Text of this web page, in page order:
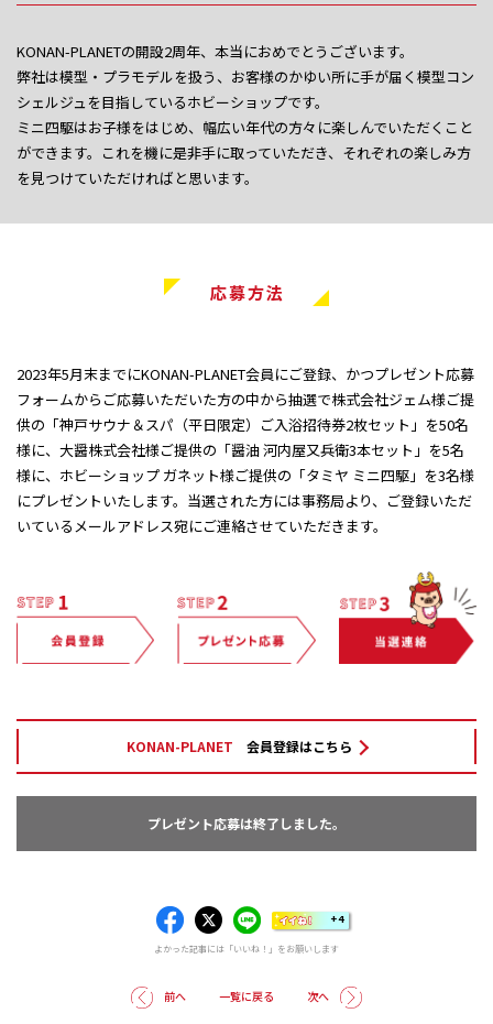
KONAN-PLANETの開設2周年、本当におめでとうございます。
弊社は模型・プラモデルを扱う、お客様のかゆい所に手が届く模型コン
シェルジュを目指しているホビーショップです。
ミニ四駆はお子様をはじめ、幅広い年代の方々に楽しんでいただくこと
ができます。これを機に是非手に取っていただき、それぞれの楽しみ方
を見つけていただければと思います。
応募方法
2023年5月末までにKONAN-PLANET会員にご登録、かつプレゼント応募
フォームからご応募いただいた方の中から抽選で株式会社ジェム様ご提
供の「神戸サウナ＆スパ（平日限定）ご入浴招待券2枚セット」を50名
様に、大醤株式会社様ご提供の「醤油 河内屋又兵衛3本セット」を5名
様に、ホビーショップ ガネット様ご提供の「タミヤ ミニ四駆」を3名様
にプレゼントいたします。当選された方には事務局より、ご登録いただ
いているメールアドレス宛にご連絡させていただきます。
KONAN-PLANET 会員登録はこちら
プレゼント応募は終了しました。
+4
よかった記事には「いいね！」をお願いします
前へ 一覧に戻る 次へ